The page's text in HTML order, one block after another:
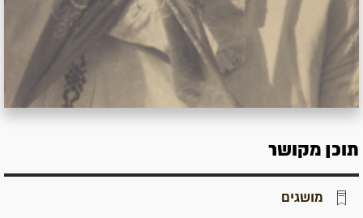
תוכן מקושר
מושגים